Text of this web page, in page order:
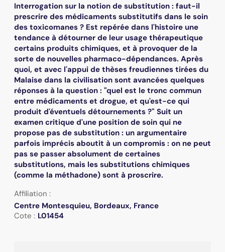
Interrogation sur la notion de substitution : faut-il
prescrire des médicaments substitutifs dans le soin
des toxicomanes ? Est repérée dans l'histoire une
tendance à détourner de leur usage thérapeutique
certains produits chimiques, et à provoquer de la
sorte de nouvelles pharmaco-dépendances. Après
quoi, et avec l'appui de thèses freudiennes tirées du
Malaise dans la civilisation sont avancées quelques
réponses à la question : "quel est le tronc commun
entre médicaments et drogue, et qu'est-ce qui
produit d'éventuels détournements ?" Suit un
examen critique d'une position de soin qui ne
propose pas de substitution : un argumentaire
parfois imprécis aboutit à un compromis : on ne peut
pas se passer absolument de certaines
substitutions, mais les substitutions chimiques
(comme la méthadone) sont à proscrire.
Affiliation :
Centre Montesquieu, Bordeaux, France
Cote : L01454